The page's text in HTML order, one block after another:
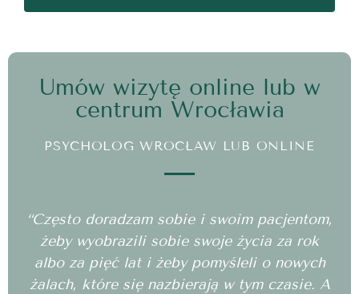
Umów wizytę online lub w
centrum Wrocławia
PSYCHOLOG WROCŁAW LUB ONLINE
“Często doradzam sobie i swoim pacjentom,
żeby wyobrazili sobie swoje życia za rok
albo za pięć lat i żeby pomyśleli o nowych
żalach, które się nazbierają w tym czasie. A